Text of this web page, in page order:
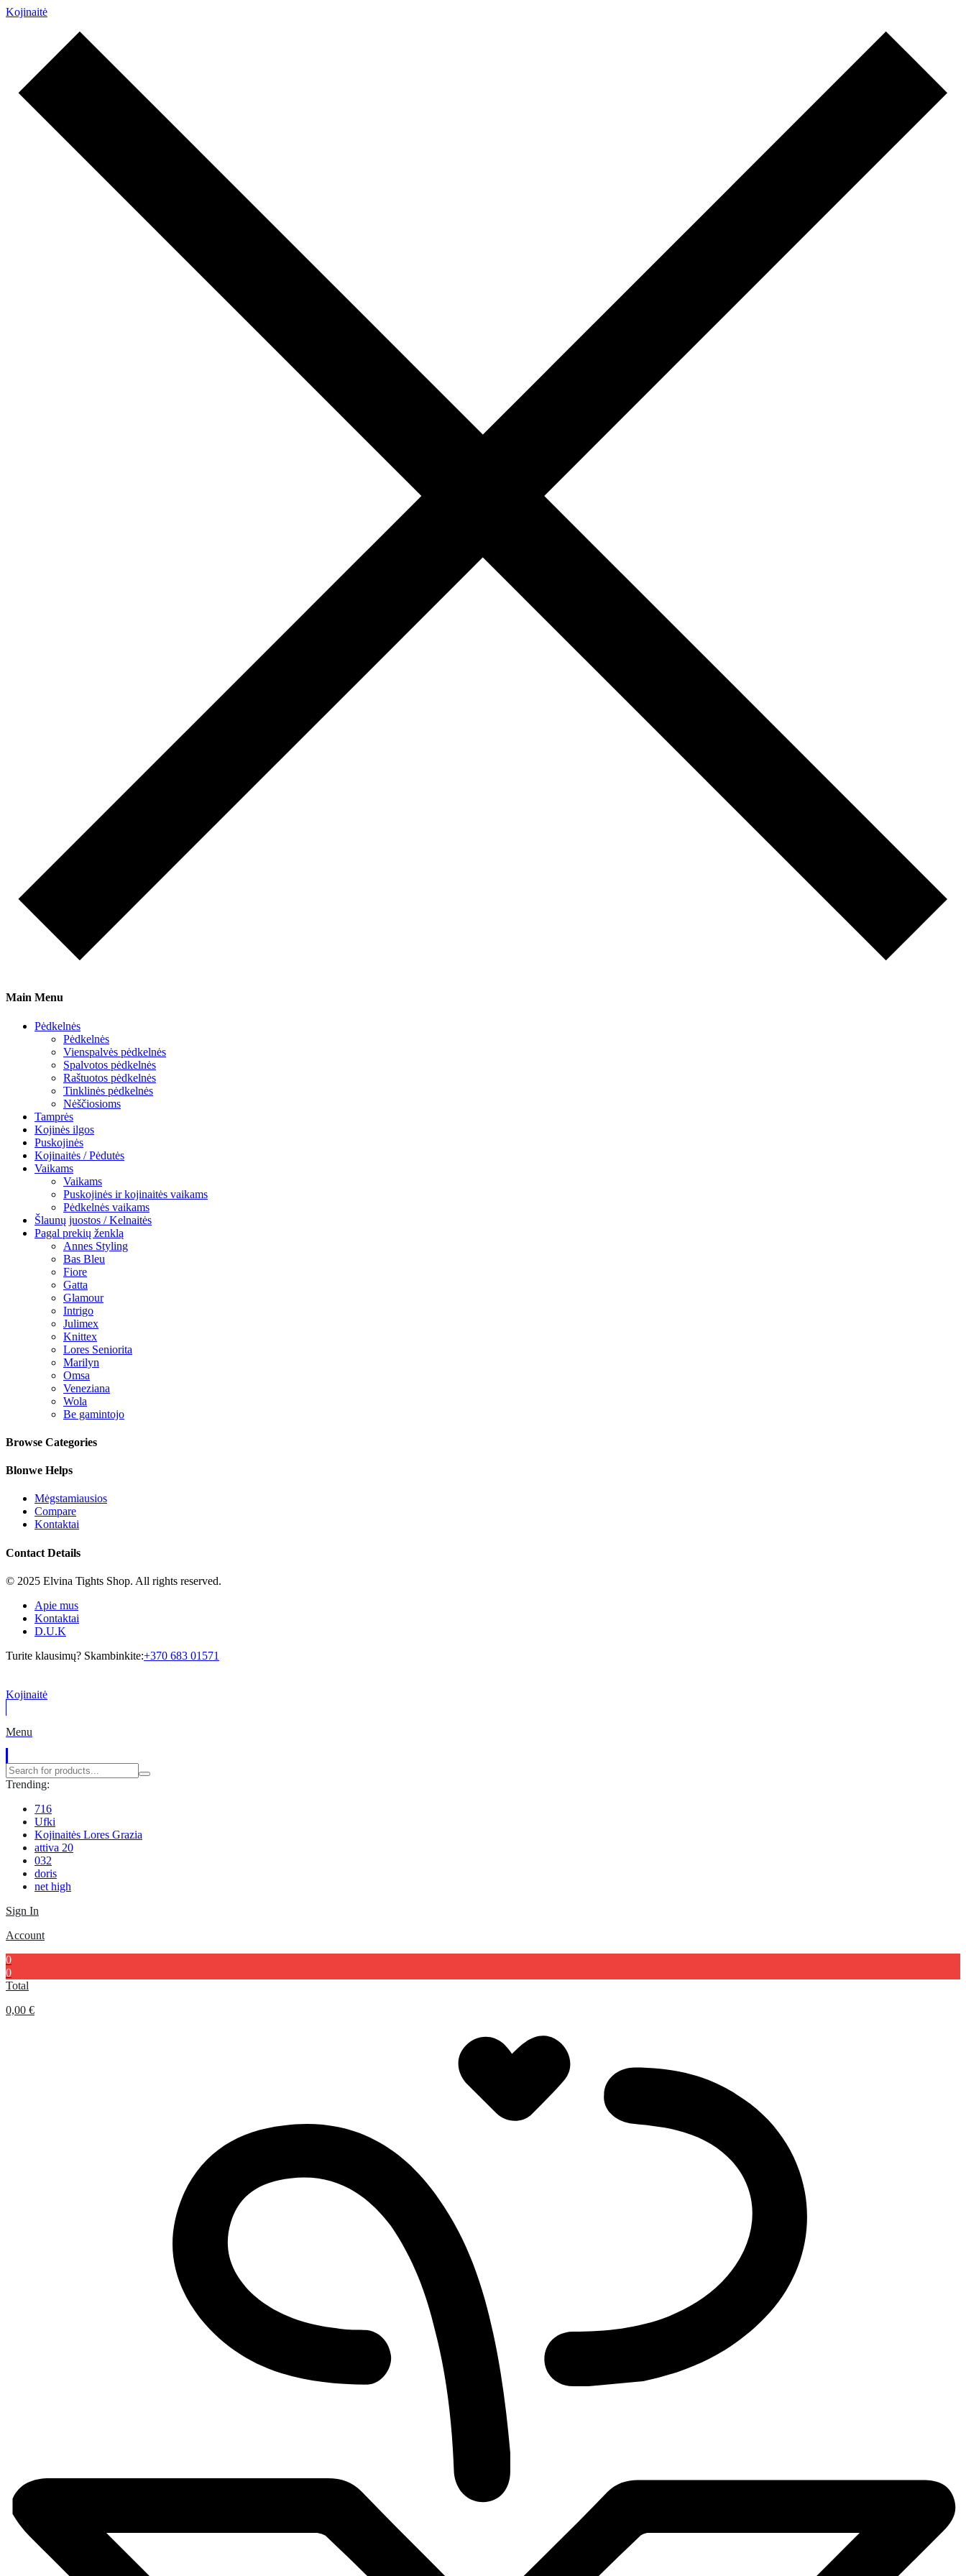
Kojinaitė
Main Menu
Pėdkelnės
Pėdkelnės
Vienspalvės pėdkelnės
Spalvotos pėdkelnės
Raštuotos pėdkelnės
Tinklinės pėdkelnės
Nėščiosioms
Tamprės
Kojinės ilgos
Puskojinės
Kojinaitės / Pėdutės
Vaikams
Vaikams
Puskojinės ir kojinaitės vaikams
Pėdkelnės vaikams
Šlaunų juostos / Kelnaitės
Pagal prekių ženklą
Annes Styling
Bas Bleu
Fiore
Gatta
Glamour
Intrigo
Julimex
Knittex
Lores Seniorita
Marilyn
Omsa
Veneziana
Wola
Be gamintojo
Browse Categories
Blonwe Helps
Mėgstamiausios
Compare
Kontaktai
Contact Details
© 2025 Elvina Tights Shop. All rights reserved.
Apie mus
Kontaktai
D.U.K
Turite klausimų? Skambinkite:+370 683 01571
Kojinaitė
Menu
Trending:
716
Ufki
Kojinaitės Lores Grazia
attiva 20
032
doris
net high
Sign In
Account
0
0
Total
0,00 €